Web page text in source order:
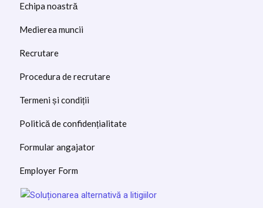
Echipa noastră
Medierea muncii
Recrutare
Procedura de recrutare
Termeni și condiții
Politică de confidențialitate
Formular angajator
Employer Form